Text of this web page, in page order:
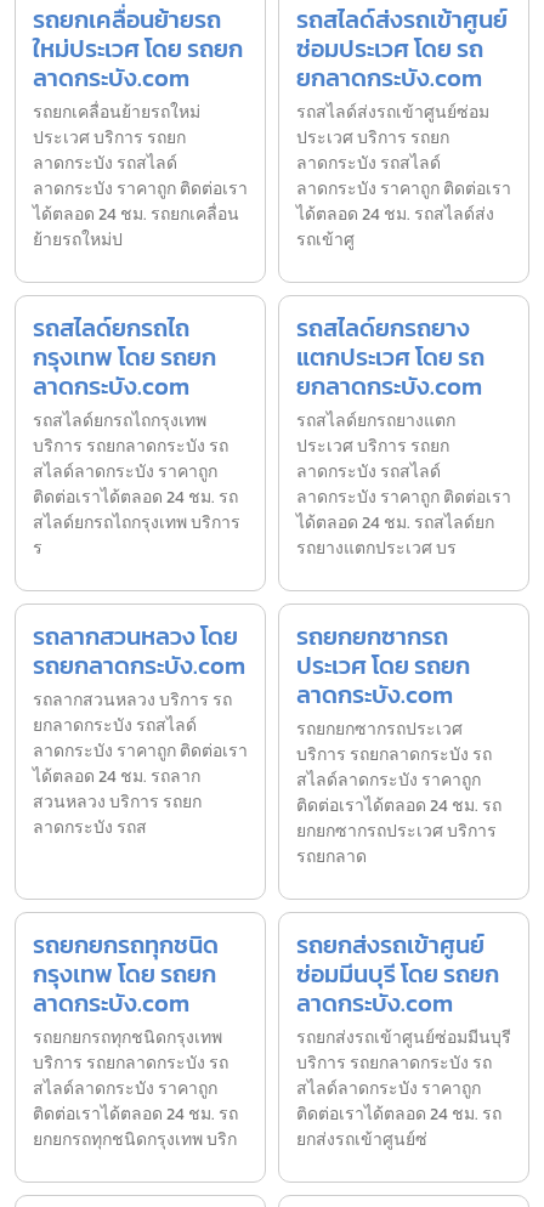
รถยกเคลื่อนย้ายรถ
ใหม่ประเวศ โดย รถยก
ลาดกระบัง.com
รถยกเคลื่อนย้ายรถใหม่
ประเวศ บริการ รถยก
ลาดกระบัง รถสไลด์
ลาดกระบัง ราคาถูก ติดต่อเรา
ได้ตลอด 24 ชม. รถยกเคลื่อน
ย้ายรถใหม่ป
รถสไลด์ส่งรถเข้าศูนย์
ซ่อมประเวศ โดย รถ
ยกลาดกระบัง.com
รถสไลด์ส่งรถเข้าศูนย์ซ่อม
ประเวศ บริการ รถยก
ลาดกระบัง รถสไลด์
ลาดกระบัง ราคาถูก ติดต่อเรา
ได้ตลอด 24 ชม. รถสไลด์ส่ง
รถเข้าศู
รถสไลด์ยกรถไถ
กรุงเทพ โดย รถยก
ลาดกระบัง.com
รถสไลด์ยกรถไถกรุงเทพ
บริการ รถยกลาดกระบัง รถ
สไลด์ลาดกระบัง ราคาถูก
ติดต่อเราได้ตลอด 24 ชม. รถ
สไลด์ยกรถไถกรุงเทพ บริการ
ร
รถสไลด์ยกรถยาง
แตกประเวศ โดย รถ
ยกลาดกระบัง.com
รถสไลด์ยกรถยางแตก
ประเวศ บริการ รถยก
ลาดกระบัง รถสไลด์
ลาดกระบัง ราคาถูก ติดต่อเรา
ได้ตลอด 24 ชม. รถสไลด์ยก
รถยางแตกประเวศ บร
รถลากสวนหลวง โดย
รถยกลาดกระบัง.com
รถลากสวนหลวง บริการ รถ
ยกลาดกระบัง รถสไลด์
ลาดกระบัง ราคาถูก ติดต่อเรา
ได้ตลอด 24 ชม. รถลาก
สวนหลวง บริการ รถยก
ลาดกระบัง รถส
รถยกยกซากรถ
ประเวศ โดย รถยก
ลาดกระบัง.com
รถยกยกซากรถประเวศ
บริการ รถยกลาดกระบัง รถ
สไลด์ลาดกระบัง ราคาถูก
ติดต่อเราได้ตลอด 24 ชม. รถ
ยกยกซากรถประเวศ บริการ
รถยกลาด
รถยกยกรถทุกชนิด
กรุงเทพ โดย รถยก
ลาดกระบัง.com
รถยกยกรถทุกชนิดกรุงเทพ
บริการ รถยกลาดกระบัง รถ
สไลด์ลาดกระบัง ราคาถูก
ติดต่อเราได้ตลอด 24 ชม. รถ
ยกยกรถทุกชนิดกรุงเทพ บริก
รถยกส่งรถเข้าศูนย์
ซ่อมมีนบุรี โดย รถยก
ลาดกระบัง.com
รถยกส่งรถเข้าศูนย์ซ่อมมีนบุรี
บริการ รถยกลาดกระบัง รถ
สไลด์ลาดกระบัง ราคาถูก
ติดต่อเราได้ตลอด 24 ชม. รถ
ยกส่งรถเข้าศูนย์ซ่